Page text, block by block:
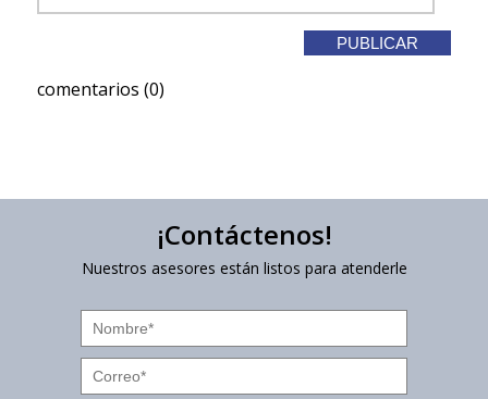
comentarios (0)
¡Contáctenos!
Nuestros asesores están listos para atenderle